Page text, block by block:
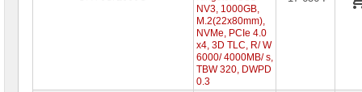
NV3, 1000GB,
M.2(22x80mm),
NVMe, PCIe 4.0
x4, 3D TLC, R/ W
6000/ 4000MB/ s,
TBW 320, DWPD
0.3